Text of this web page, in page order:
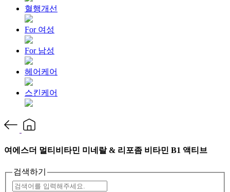
혈행개선
For 여성
For 남성
헤어케어
스킨케어
여에스더 멀티비타민 미네랄 & 리포좀 비타민 B1 액티브
검색하기